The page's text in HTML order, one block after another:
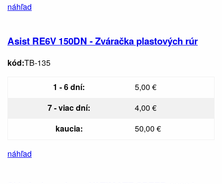
náhľad
Asist RE6V 150DN - Zváračka plastových rúr
kód:TB-135
1 - 6 dní:
5,00 €
7 - viac dní:
4,00 €
kaucia:
50,00 €
náhľad